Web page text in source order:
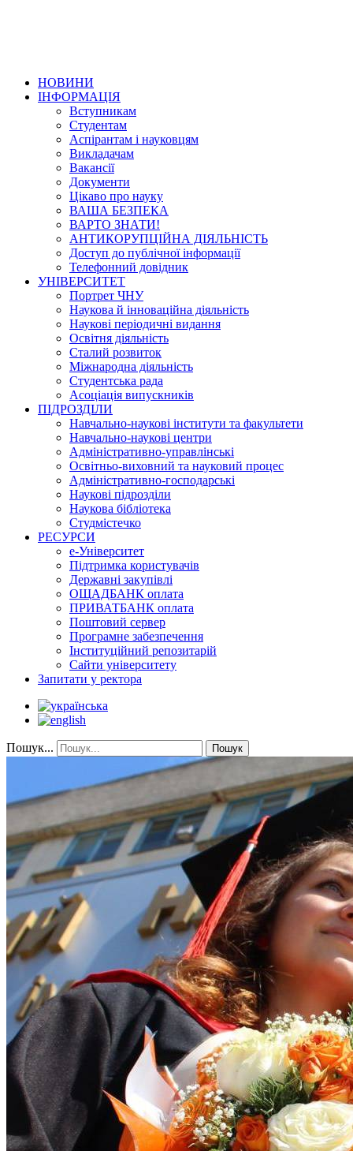
НОВИНИ
ІНФОРМАЦІЯ
Вступникам
Студентам
Аспірантам і науковцям
Викладачам
Вакансії
Документи
Цікаво про науку
ВАША БЕЗПЕКА
ВАРТО ЗНАТИ!
АНТИКОРУПЦІЙНА ДІЯЛЬНІСТЬ
Доступ до публічної інформації
Телефонний довідник
УНІВЕРСИТЕТ
Портрет ЧНУ
Наукова й інноваційна діяльність
Наукові періодичні видання
Освітня діяльність
Сталий розвиток
Міжнародна діяльність
Студентська рада
Асоціація випускників
ПІДРОЗДІЛИ
Навчально-наукові інститути та факультети
Навчально-наукові центри
Адміністративно-управлінські
Освітньо-виховний та науковий процес
Адміністративно-господарські
Наукові підрозділи
Наукова бібліотека
Студмістечко
РЕСУРСИ
е-Університет
Підтримка користувачів
Державні закупівлі
ОЩАДБАНК оплата
ПРИВАТБАНК оплата
Поштовий сервер
Програмне забезпечення
Інституційний репозитарій
Сайти університету
Запитати у ректора
Пошук... Пошук